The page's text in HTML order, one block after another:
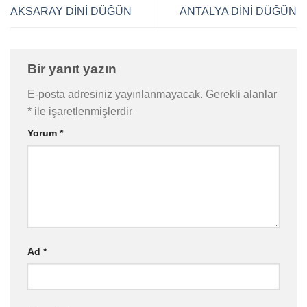
AKSARAY DİNİ DÜĞÜN ANTALYA DİNİ DÜĞÜN
Bir yanıt yazın
E-posta adresiniz yayınlanmayacak. Gerekli alanlar
* ile işaretlenmişlerdir
Yorum *
Ad *